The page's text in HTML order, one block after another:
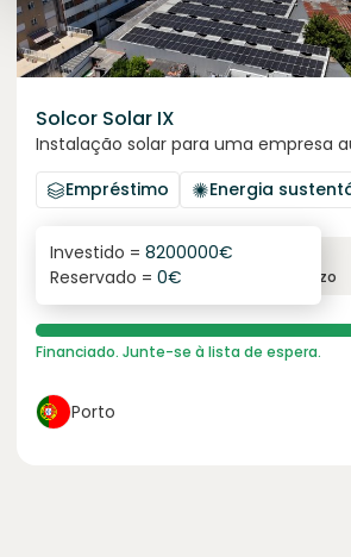
Solcor Solar IX
Instalação solar para uma empresa
Empréstimo
Energia
6.1%
juro anual prazo
Investido = 8200000€
Reservado = 0€
Financiado. Junte-se à lista de espera.
Porto